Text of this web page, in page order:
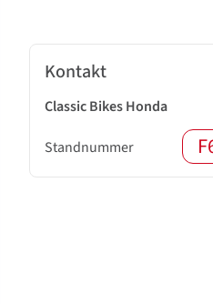
Kontakt
Classic Bikes Honda
Standnummer